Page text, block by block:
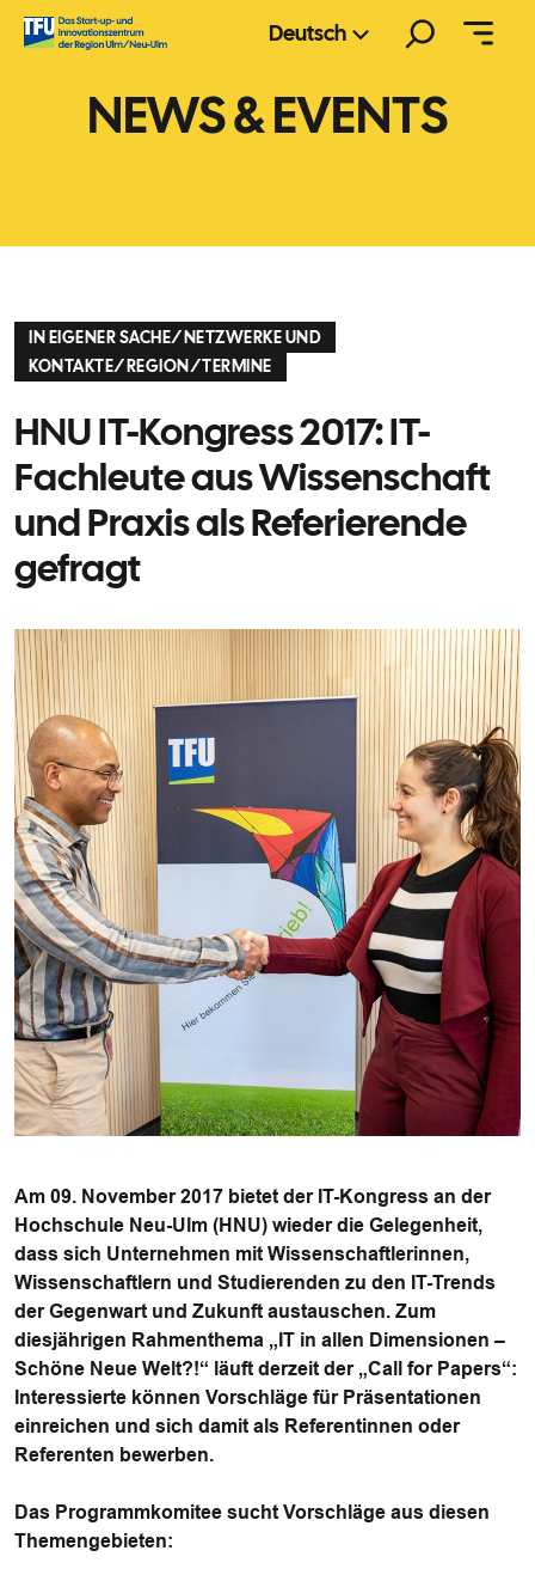
Zum
Inhalt
Deutsch
NEWS & EVENTS
IN EIGENER SACHE/NETZWERKE UND
KONTAKTE/REGION/TERMINE
HNU IT-Kongress 2017: IT-
Fachleute aus Wissenschaft
und Praxis als Referierende
gefragt
Am 09. November 2017 bietet der IT-Kongress an der
Hochschule Neu-Ulm (HNU) wieder die Gelegenheit,
dass sich Unternehmen mit Wissenschaftlerinnen,
Wissenschaftlern und Studierenden zu den IT-Trends
der Gegenwart und Zukunft austauschen. Zum
diesjährigen Rahmenthema „IT in allen Dimensionen –
Schöne Neue Welt?!“ läuft derzeit der „Call for Papers“:
Interessierte können Vorschläge für Präsentationen
einreichen und sich damit als Referentinnen oder
Referenten bewerben.
Das Programmkomitee sucht Vorschläge aus diesen
Themengebieten: